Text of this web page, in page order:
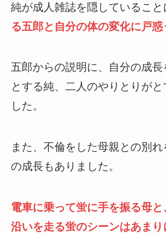
純が成人雑誌を隠していること
る五郎と自分の体の変化に戸惑
五郎からの説明に、自分の成長
とする純、二人のやりとりが
した。
また、不倫をした母親との別
の成長もありました。
電車に乗って蛍に手を振る母と
沿いを走る蛍のシーンはあまり